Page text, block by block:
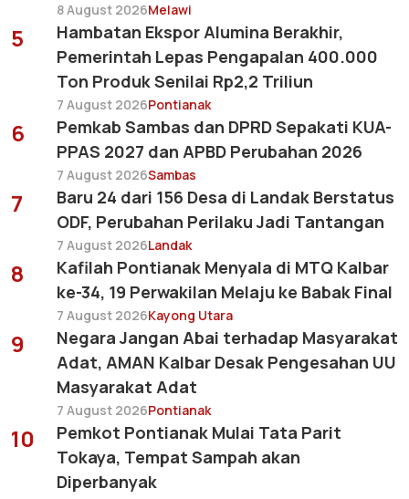
8 August 2026Melawi
5
Hambatan Ekspor Alumina Berakhir,
Pemerintah Lepas Pengapalan 400.000
Ton Produk Senilai Rp2,2 Triliun
7 August 2026Pontianak
6
Pemkab Sambas dan DPRD Sepakati KUA-
PPAS 2027 dan APBD Perubahan 2026
7 August 2026Sambas
7
Baru 24 dari 156 Desa di Landak Berstatus
ODF, Perubahan Perilaku Jadi Tantangan
7 August 2026Landak
8
Kafilah Pontianak Menyala di MTQ Kalbar
ke-34, 19 Perwakilan Melaju ke Babak Final
7 August 2026Kayong Utara
9
Negara Jangan Abai terhadap Masyarakat
Adat, AMAN Kalbar Desak Pengesahan UU
Masyarakat Adat
7 August 2026Pontianak
10
Pemkot Pontianak Mulai Tata Parit
Tokaya, Tempat Sampah akan
Diperbanyak